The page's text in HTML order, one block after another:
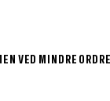
VED MINDRE